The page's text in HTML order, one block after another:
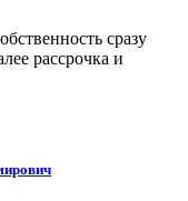
сразу
рассрочка и